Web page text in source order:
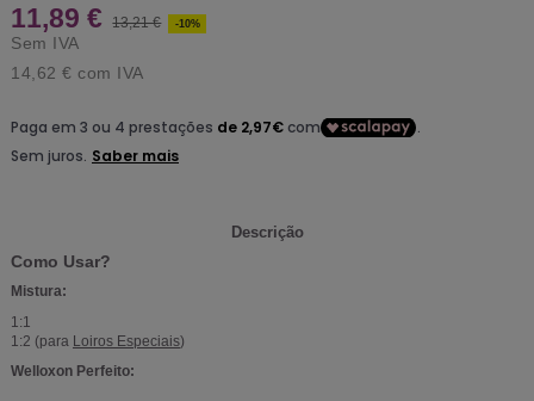
11,89 € 13,21 € -10%
Sem IVA
14,62 € com IVA
Descrição
Como Usar?
Mistura:
1:1
1:2 (para Loiros Especiais)
Welloxon Perfeito: